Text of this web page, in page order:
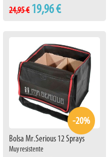
24,95 € 19,96 €
-20%
Bolsa Mr.Serious 12 Sprays
Muy resistente